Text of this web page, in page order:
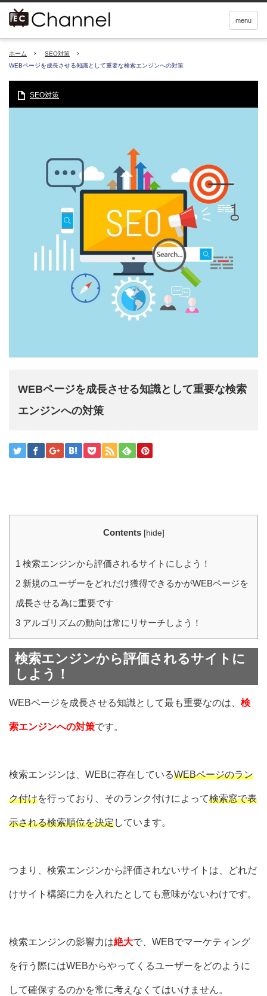
menu
ホーム
SEO対策
WEBページを成長させる知識として重要な検索エンジンへの対策
SEO対策
WEBページを成長させる知識として重要な検索
エンジンへの対策
Contents [hide]
1 検索エンジンから評価されるサイトにしよう！
2 新規のユーザーをどれだけ獲得できるかがWEBページを
成長させる為に重要です
3 アルゴリズムの動向は常にリサーチしよう！
検索エンジンから評価されるサイトに
しよう！
WEBページを成長させる知識として最も重要なのは、 検
索エンジンへの対策です。
検索エンジンは、WEBに存在しているWEBページのラン
ク付けを行っており、そのランク付けによって検索窓で表
示される検索順位を決定しています。
つまり、検索エンジンから評価されないサイトは、 どれだ
けサイト構築に力を入れたとしても意味がないわけです。
検索エンジンの影響力は絶大で、WEBでマーケティング
を行う際にはWEBからやってくるユーザーをどのように
して確保するのかを常に考えなくてはいけません。